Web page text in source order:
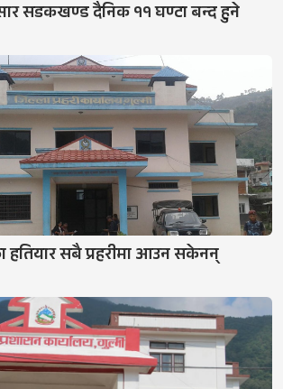
सडकखण्ड दैनिक ११ घण्टा बन्द हुने
हतियार सबै प्रहरीमा आउन सकेनन्